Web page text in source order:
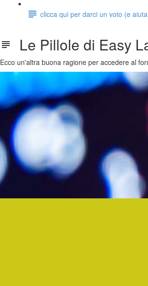
clicca qui per darci un voto (e
Le Pillole di Easy
Ecco un'altra buona ragione per accedere al